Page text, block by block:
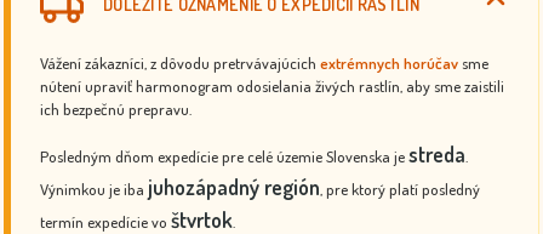
Vážení zákazníci, z dôvodu pretrvávajúcich extrémnych horúčav sme
nútení upraviť harmonogram odosielania živých rastlín, aby sme zaistili
ich bezpečnú prepravu.
Posledným dňom expedície pre celé územie Slovenska jestreda
Výnimkou je iba juhozápadný región , pre ktorý platí posledný
termín expedície vo štvrtok